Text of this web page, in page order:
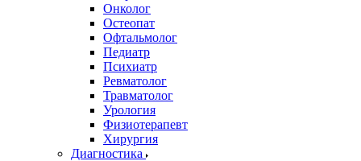
Онколог
Остеопат
Офтальмолог
Педиатр
Психиатр
Ревматолог
Травматолог
Урология
Физиотерапевт
Хирургия
Диагностика